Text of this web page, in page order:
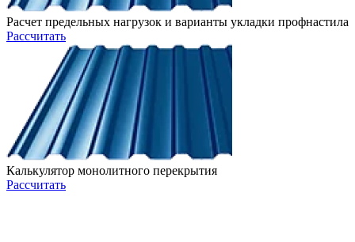
Расчет предельных нагрузок и варианты укладки профнастила
Рассчитать
Калькулятор монолитного перекрытия
Рассчитать